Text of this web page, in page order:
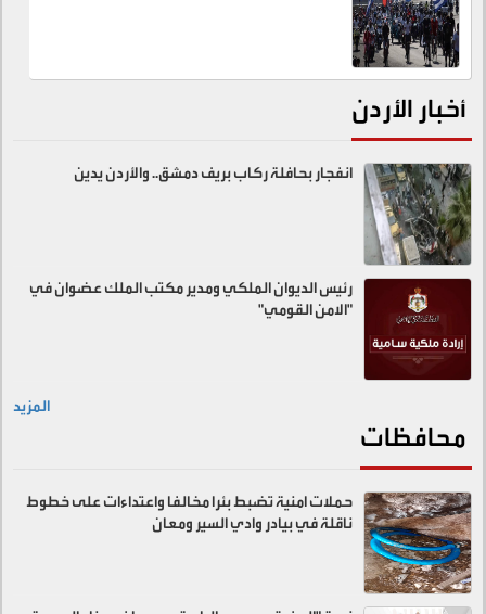
أخبار الأردن
انفجار بحافلة ركاب بريف دمشق.. والأردن يدين
رئيس الديوان الملكي ومدير مكتب الملك عضوان في
"الامن القومي"
المزيد
محافظات
حملات امنية تضبط بئرا مخالفا واعتداءات على خطوط
ناقلة في بيادر وادي السير ومعان